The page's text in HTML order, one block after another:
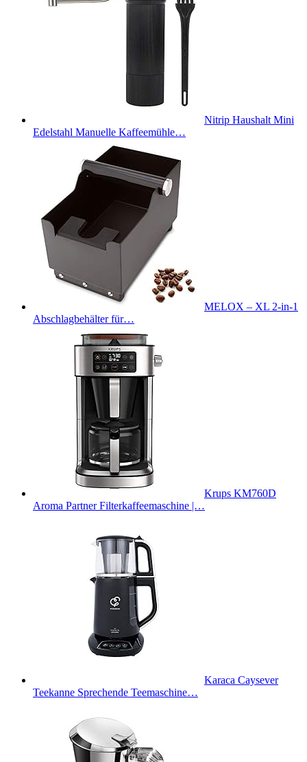
Nitrip Haushalt Mini
Edelstahl Manuelle Kaffeemühle…
MELOX – XL 2-in-1
Abschlagbehälter für…
Krups KM760D
Aroma Partner Filterkaffeemaschine |…
Karaca Caysever
Teekanne Sprechende Teemaschine…